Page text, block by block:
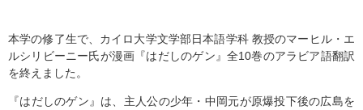
本学の修了生で、カイロ大学文学部日本語学科 教授のマーヒル・エ
ルシリビーニー氏が漫画『はだしのゲン』全10巻のアラビア語翻訳
を終えました。
『はだしのゲン』は、主人公の少年・中岡元が原爆投下後の広島を